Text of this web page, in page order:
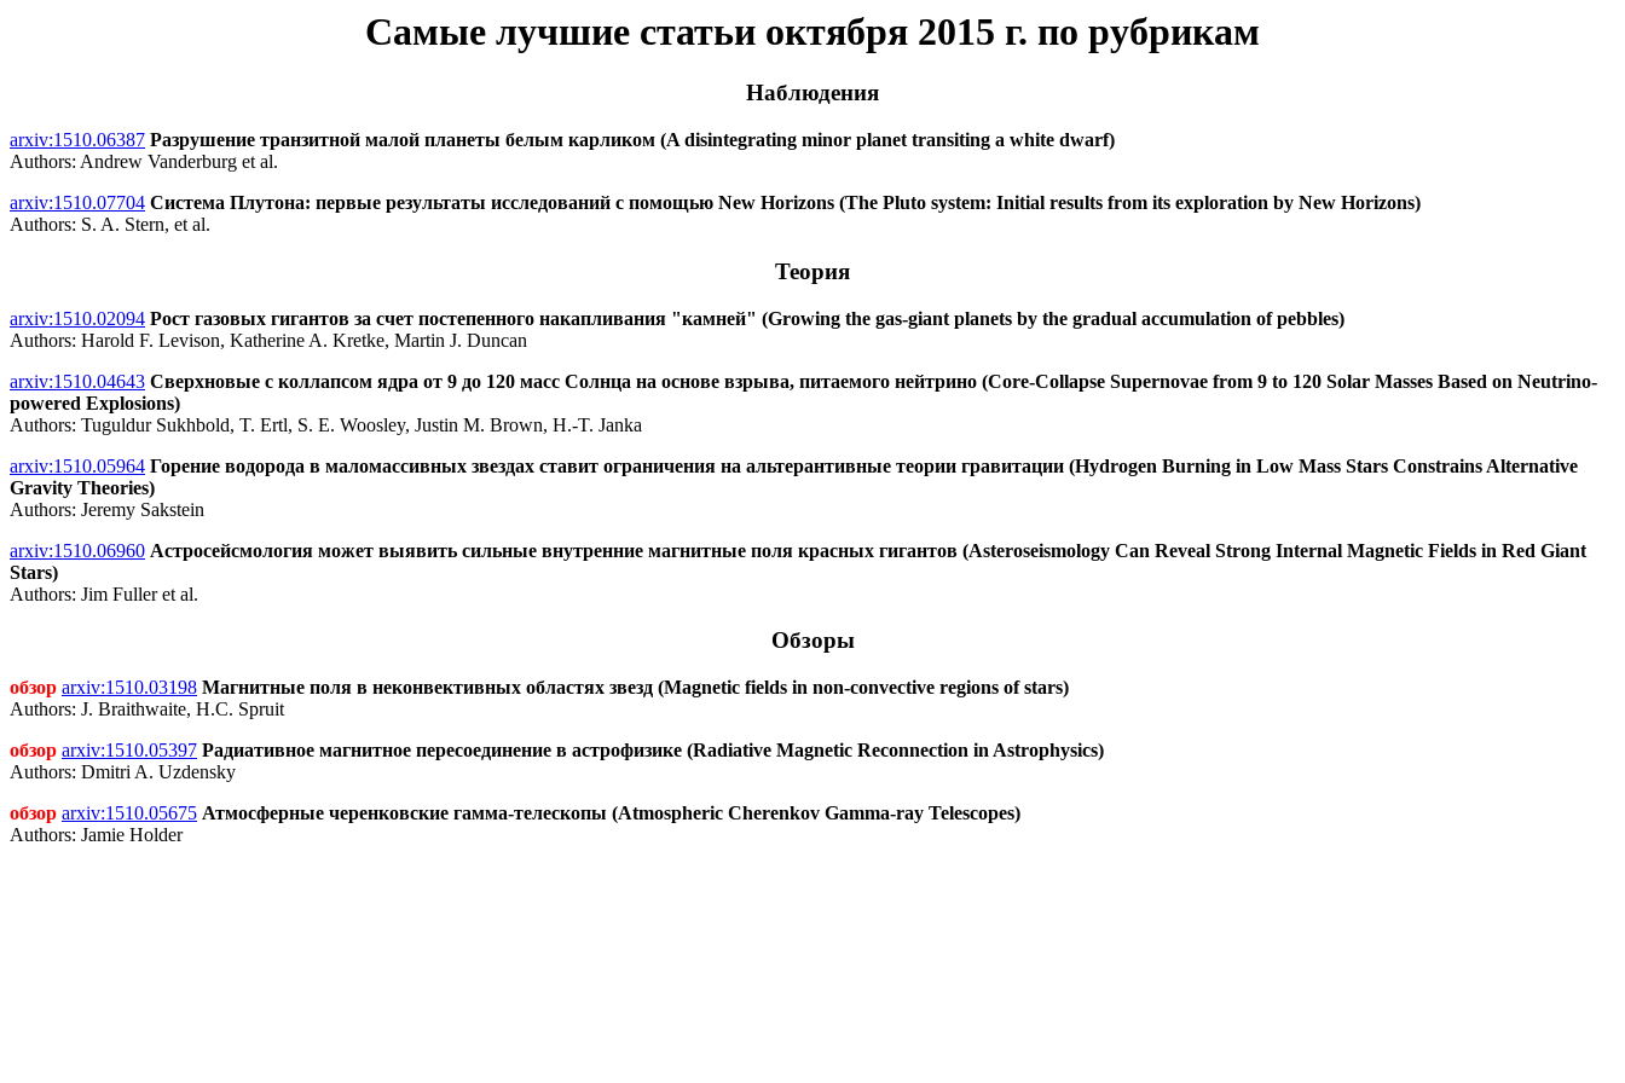
Самые лучшие статьи октября 2015 г. по рубрикам
Наблюдения
arxiv:1510.06387 Разрушение транзитной малой планеты белым карликом (A disintegrating minor planet transiting a white dwarf)
Authors: Andrew Vanderburg et al.
arxiv:1510.07704 Система Плутона: первые результаты исследований с помощью New Horizons (The Pluto system: Initial results from its exploration by New Horizons)
Authors: S. A. Stern, et al.
Теория
arxiv:1510.02094 Рост газовых гигантов за счет постепенного накапливания "камней" (Growing the gas-giant planets by the gradual accumulation of pebbles)
Authors: Harold F. Levison, Katherine A. Kretke, Martin J. Duncan
arxiv:1510.04643 Сверхновые с коллапсом ядра от 9 до 120 масс Солнца на основе взрыва, питаемого нейтрино (Core-Collapse Supernovae from 9 to 120 Solar Masses Based on Neutrino-
powered Explosions)
Authors: Tuguldur Sukhbold, T. Ertl, S. E. Woosley, Justin M. Brown, H.-T. Janka
arxiv:1510.05964 Горение водорода в маломассивных звездах ставит ограничения на альтерантивные теории гравитации (Hydrogen Burning in Low Mass Stars Constrains Alternative
Gravity Theories)
Authors: Jeremy Sakstein
arxiv:1510.06960 Астросейсмология может выявить сильные внутренние магнитные поля красных гигантов (Asteroseismology Can Reveal Strong Internal Magnetic Fields in Red Giant
Stars)
Authors: Jim Fuller et al.
Обзоры
обзор arxiv:1510.03198 Магнитные поля в неконвективных областях звезд (Magnetic fields in non-convective regions of stars)
Authors: J. Braithwaite, H.C. Spruit
обзор arxiv:1510.05397 Радиативное магнитное пересоединение в астрофизике (Radiative Magnetic Reconnection in Astrophysics)
Authors: Dmitri A. Uzdensky
обзор arxiv:1510.05675 Атмосферные черенковские гамма-телескопы (Atmospheric Cherenkov Gamma-ray Telescopes)
Authors: Jamie Holder